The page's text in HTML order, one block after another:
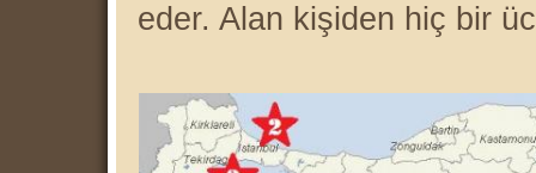
eder. Alan kişiden hiç bir ü